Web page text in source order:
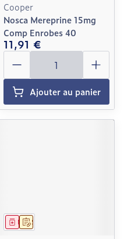
Cooper
Nosca Mereprine 15mg
Comp Enrobes 40
11,91 €
Quantité
Ajouter au panier
Sur prescription
Médicament